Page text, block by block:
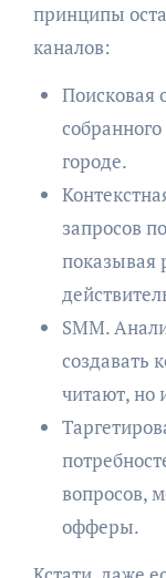
принципы
каналов:
Поисковая
городе.
запросов
показывая
SMM.
создавать
читают, но
вопросов,
офферы.